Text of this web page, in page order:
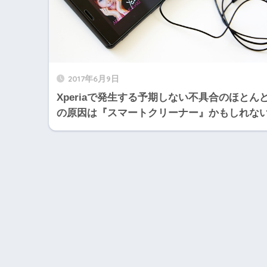
2017年6月9日
Xperiaで発生する予期しない不具合のほとん
の原因は『スマートクリーナー』かもしれな